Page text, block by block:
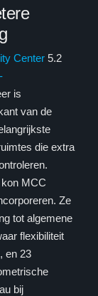
Center 5.2
is
van de
die extra
MCC
Ze
tot algemene
flexibiliteit
en 23
bij